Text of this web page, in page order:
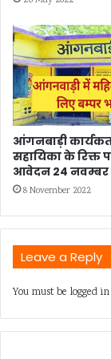
आंगनबाड़ी
सहायिका के रिक्त
आवेदन 24
8 November 2022
Leave a Reply
You must be logged in